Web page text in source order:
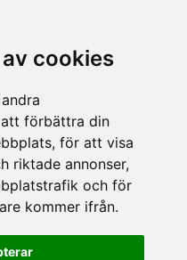
cookies
förbättra din
för att visa
riktade annonser,
och för
kommer ifrån.